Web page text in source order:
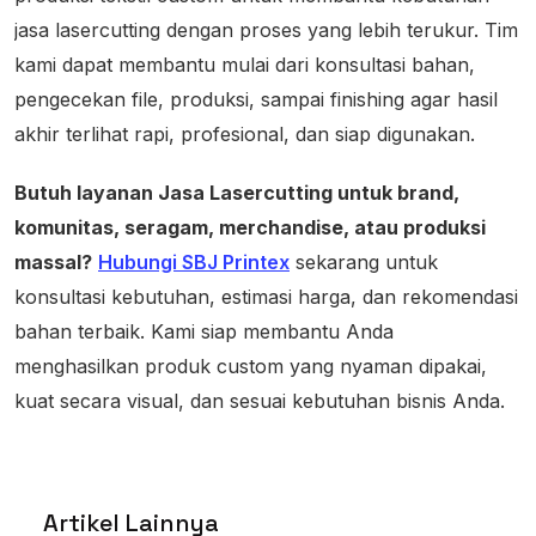
jasa lasercutting dengan proses yang lebih terukur. Tim
kami dapat membantu mulai dari konsultasi bahan,
pengecekan file, produksi, sampai finishing agar hasil
akhir terlihat rapi, profesional, dan siap digunakan.
Butuh layanan Jasa Lasercutting untuk brand,
komunitas, seragam, merchandise, atau produksi
massal? Hubungi SBJ Printex sekarang untuk
konsultasi kebutuhan, estimasi harga, dan rekomendasi
bahan terbaik. Kami siap membantu Anda
menghasilkan produk custom yang nyaman dipakai,
kuat secara visual, dan sesuai kebutuhan bisnis Anda.
Artikel Lainnya